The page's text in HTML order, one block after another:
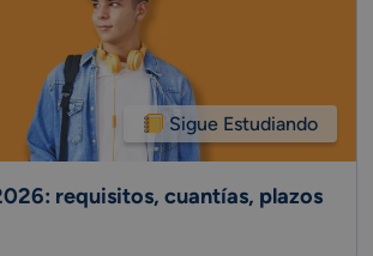
Sigue Estudiando
requisitos, cuantías, plazos